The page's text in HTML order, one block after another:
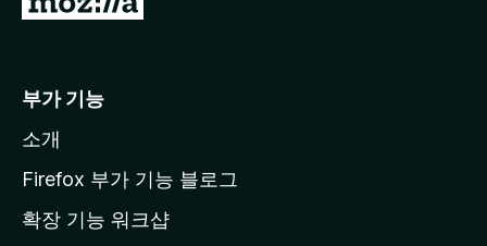
l
a
페
부가 기능
소개
Firefox 부가 기능 블로그
확장 기능 워크샵